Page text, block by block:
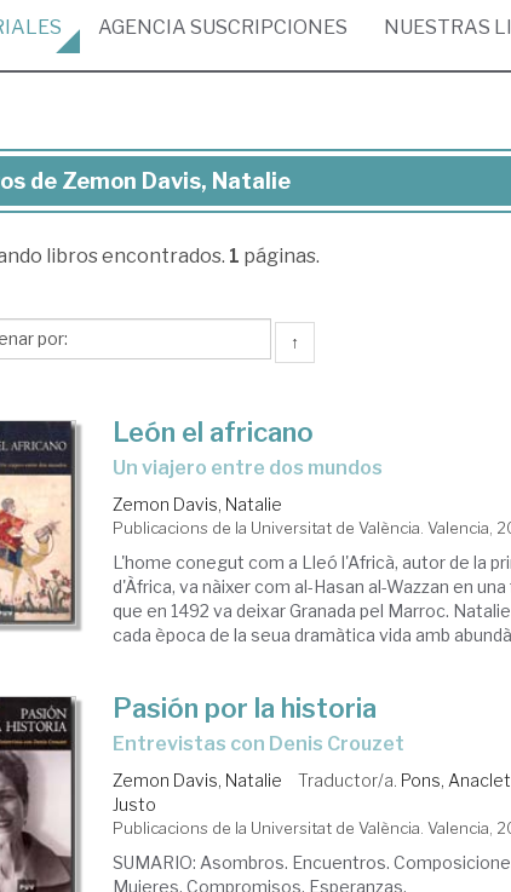
AGENCIA SUSCRIPCIONES NUESTRAS
de Zemon Davis, Natalie
libros encontrados. 1 páginas.
↑
León el africano
un viajero entre dos mundos
Zemon Davis, Natalie
Publicacions de la Universitat de València. Valencia,
L'home conegut com a Lleó l'Africà, autor de la
d'Àfrica, va nàixer com al-Hasan al-Wazzan en
que en 1492 va deixar Granada pel Marroc.
cada època de la seua dramàtica vida amb
Pasión por la historia
entrevistas con Denis Crouzet
Zemon Davis, Natalie Traductor/a. Pons, Anaclet
Justo
Publicacions de la Universitat de València. Valencia,
SUMARIO: Asombros. Encuentros.
Mujeres. Compromisos. Esperanzas.